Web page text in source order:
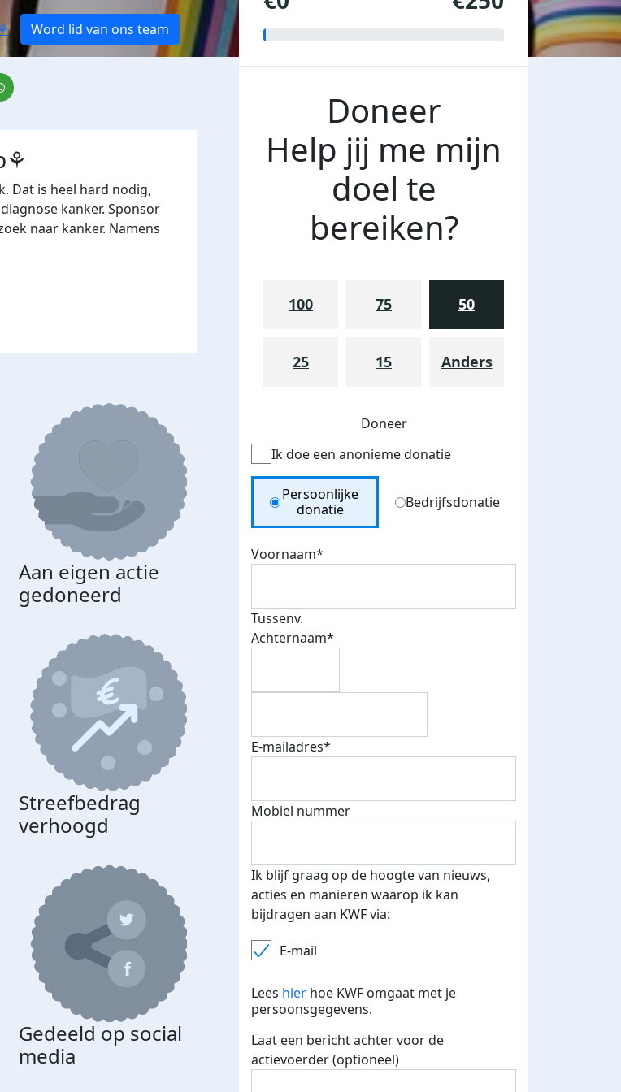
Word lid van ons team
Dat is heel hard nodig,
kanker. Sponsor
naar kanker. Namens
Aan eigen actie
gedoneerd
Streefbedrag
verhoogd
Gedeeld op social
media
Donateurs
Doneer
Help jij me mijn
doel te
bereiken?
100 75 50
25 15 Anders
Doneer
Ik doe een anonieme donatie
Donation Type
Persoonlijke
donatie
Bedrijfsdonatie
Voornaam*
Tussenv.
Achternaam*
E-mailadres*
Mobiel nummer
Ik blijf graag op de hoogte van nieuws,
acties en manieren waarop ik kan
bijdragen aan KWF via:
E-mail
Lees hier hoe KWF omgaat met je
persoonsgegevens.
Laat een bericht achter voor de
actievoerder (optioneel)